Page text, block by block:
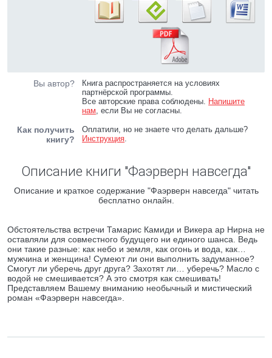
Вы автор?
Книга распространяется на условиях
партнёрской программы.
Все авторские права соблюдены. Напишите
нам, если Вы не согласны.
Как получить
книгу?
Оплатили, но не знаете что делать дальше?
Инструкция.
Описание книги "Фаэрверн навсегда"
Описание и краткое содержание "Фаэрверн навсегда" читать
бесплатно онлайн.
Обстоятельства встречи Тамарис Камиди и Викера ар Нирна не
оставляли для совместного будущего ни единого шанса. Ведь
они такие разные: как небо и земля, как огонь и вода, как…
мужчина и женщина! Сумеют ли они выполнить задуманное?
Смогут ли уберечь друг друга? Захотят ли… уберечь? Масло с
водой не смешивается? А это смотря как смешивать!
Представляем Вашему вниманию необычный и мистический
роман «Фаэрверн навсегда».